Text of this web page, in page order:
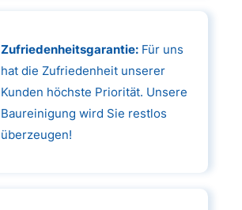
Zufriedenheitsgarantie:Für uns
hat die Zufriedenheit unserer
Kunden höchste Priorität. Unsere
Baureinigung wird Sie restlos
überzeugen!